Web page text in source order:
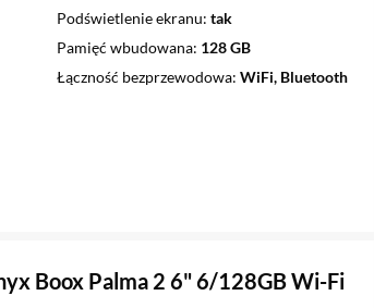
Podświetlenie ekranu tak
Pamięć wbudowana 128 GB
Łączność bezprzewodowa WiFi, Bluetooth
Boox Palma 2 6" 6/128GB Wi-Fi